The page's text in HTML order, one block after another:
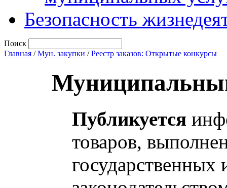
Безопасность
Поиск
Главная /Мун. закупки /Реестр заказов: Открытые конкурсы
Публикуется
товаров,